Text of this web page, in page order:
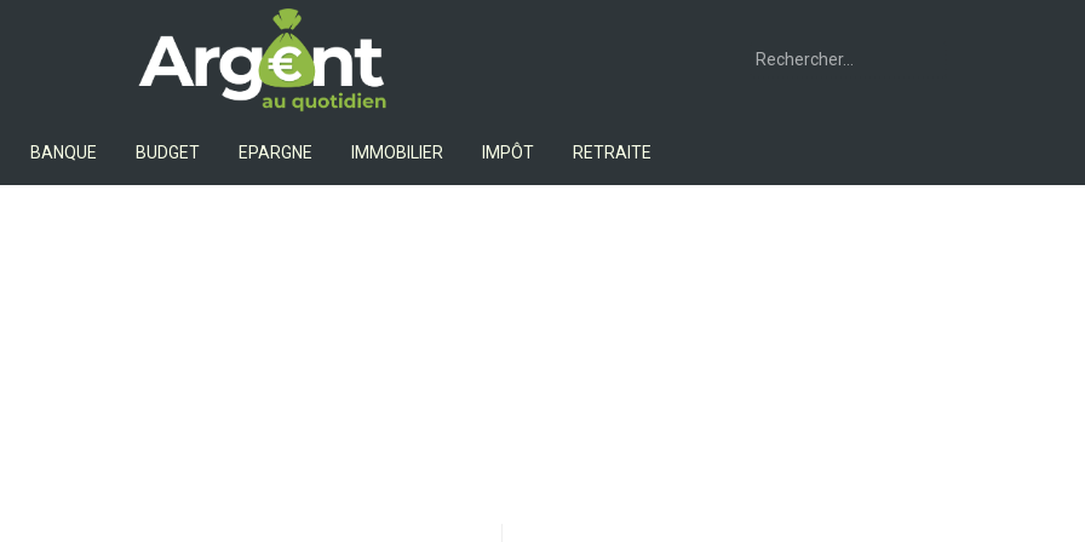
Argent Au Quotidien
Rechercher :
BANQUE BUDGET EPARGNE IMMOBILIER IMPÔT RETRAITE